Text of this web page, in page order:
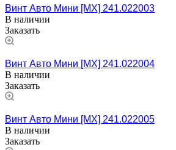
Винт Авто Мини [MX] 241.022003
В наличии
Заказать
Винт Авто Мини [MX] 241.022004
В наличии
Заказать
Винт Авто Мини [MX] 241.022005
В наличии
Заказать